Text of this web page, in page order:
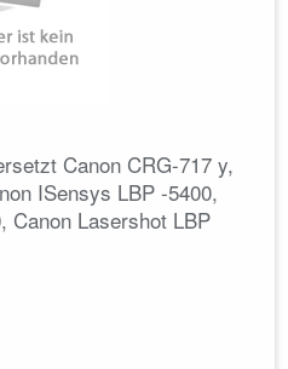
Canon CRG-717 y,
ISensys LBP -5400,
Canon Lasershot LBP